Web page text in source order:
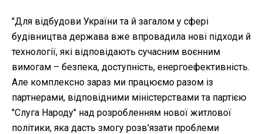
"Для відбудови України та й загалом у сфері
будівництва держава вже впровадила нові підходи й
технології, які відповідають сучасним воєнним
вимогам – безпека, доступність, енергоефективність.
Але комплексно зараз ми працюємо разом із
партнерами, відповідними міністерствами та партією
"Слуга Народу" над розробленням нової житлової
політики, яка дасть змогу розв'язати проблеми